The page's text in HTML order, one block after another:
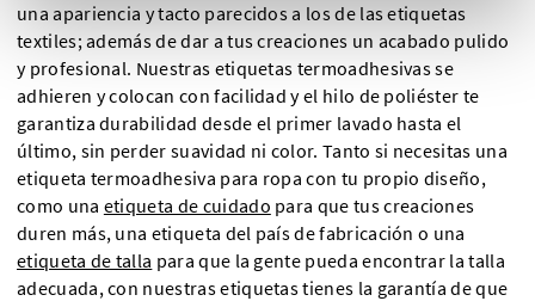
una apariencia y tacto parecidos a los de las etiquetas
textiles; además de dar a tus creaciones un acabado pulido
y profesional. Nuestras etiquetas termoadhesivas se
adhieren y colocan con facilidad y el hilo de poliéster te
garantiza durabilidad desde el primer lavado hasta el
último, sin perder suavidad ni color. Tanto si necesitas una
etiqueta termoadhesiva para ropa con tu propio diseño,
como una etiqueta de cuidado para que tus creaciones
duren más, una etiqueta del país de fabricación o una
etiqueta de talla para que la gente pueda encontrar la talla
adecuada, con nuestras etiquetas tienes la garantía de que